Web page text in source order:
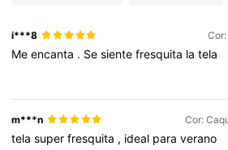
i***8
Meencanta . Sesientefresquita latela
m***n Cor:
telasuperfresquita , ideal paraverano